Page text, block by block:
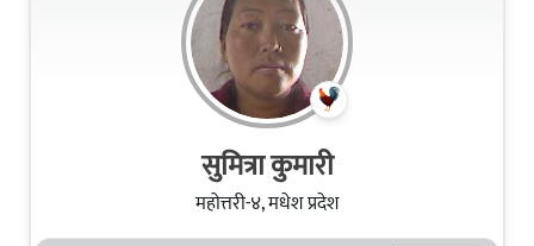
सुमित्रा कुमारी
महोत्तरी-४, मधेश प्रदेश